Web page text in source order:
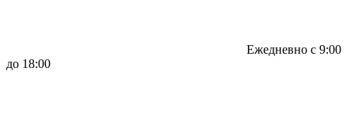
Ежедневно с 9:00
до 18:00